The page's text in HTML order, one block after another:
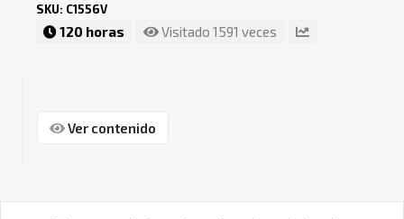
SKU: C1556V
120 horas Visitado 1591 veces
Ver contenido